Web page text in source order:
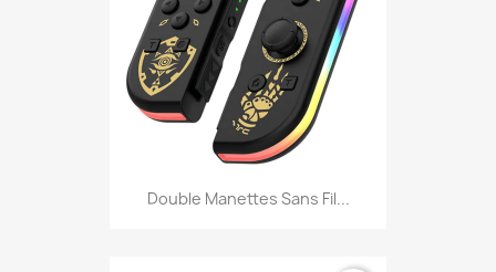
Double Manettes Sans Fil...